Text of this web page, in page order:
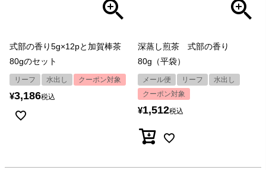
式部の香り5g×12pと加賀棒茶
80gのセット
リーフ 水出し クーポン対象
¥3,186税込
深蒸し煎茶 式部の香り
80g（平袋）
メール便 リーフ
水出し
クーポン対象
¥1,512税込